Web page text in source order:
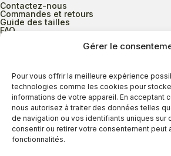
Gérer le
Pour vous offrir la meilleure expérience
technologies comme les cookies pour
informations de votre appareil. En acceptant
nous autorisez à traiter des données telles
de navigation ou vos identifiants uniques sur
consentir ou retirer votre consentement peut
fonctionnalités.
Contactez-nous
Commandes et retours
Guide des tailles
FAQ
Heures d’ouverture
Lundi au mercredi
Jeudi
Vendredi